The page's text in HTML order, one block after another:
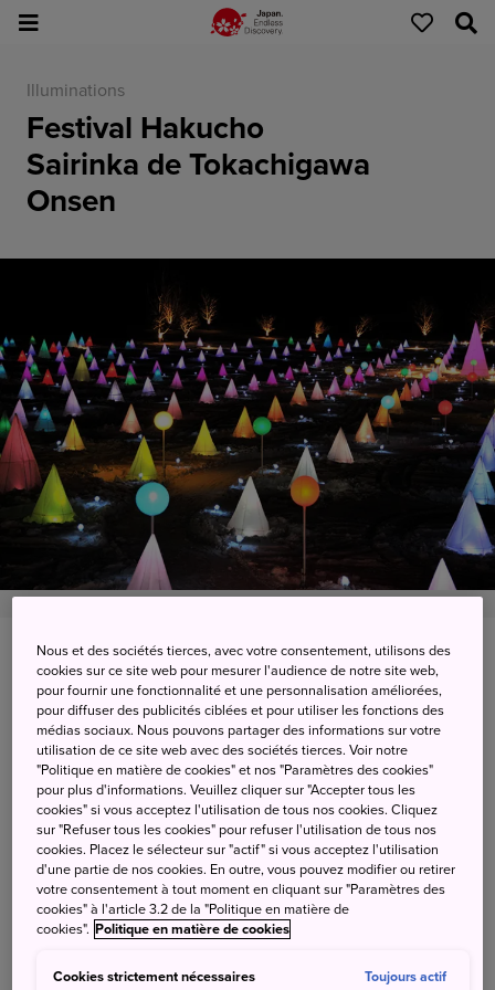
Illuminations
Festival Hakucho
Sairinka de Tokachigawa
Onsen
Otofuke-cho, Kato-gun, Hokkaido
Afficher sur Google Maps
Get Transit Info
Un univers de son et lumière
immersif
Tokachigawa Onsen accueille le festival Hakucho, qui
porte le nom des cygnes qui visitent la région par milliers.
Nous et des sociétés tierces, avec votre consentement, utilisons des
cookies sur ce site web pour mesurer l'audience de notre site web,
pour fournir une fonctionnalité et une personnalisation améliorées,
pour diffuser des publicités ciblées et pour utiliser les fonctions des
médias sociaux. Nous pouvons partager des informations sur votre
utilisation de ce site web avec des sociétés tierces. Voir notre
"Politique en matière de cookies" et nos "Paramètres des cookies"
pour plus d'informations. Veuillez cliquer sur "Accepter tous les
cookies" si vous acceptez l'utilisation de tous nos cookies. Cliquez
sur "Refuser tous les cookies" pour refuser l'utilisation de tous nos
cookies. Placez le sélecteur sur "actif" si vous acceptez l'utilisation
d'une partie de nos cookies. En outre, vous pouvez modifier ou retirer
votre consentement à tout moment en cliquant sur "Paramètres des
cookies" à l'article 3.2 de la "Politique en matière de
cookies". Politique en matière de cookies
Cookies strictement nécessaires Toujours actif